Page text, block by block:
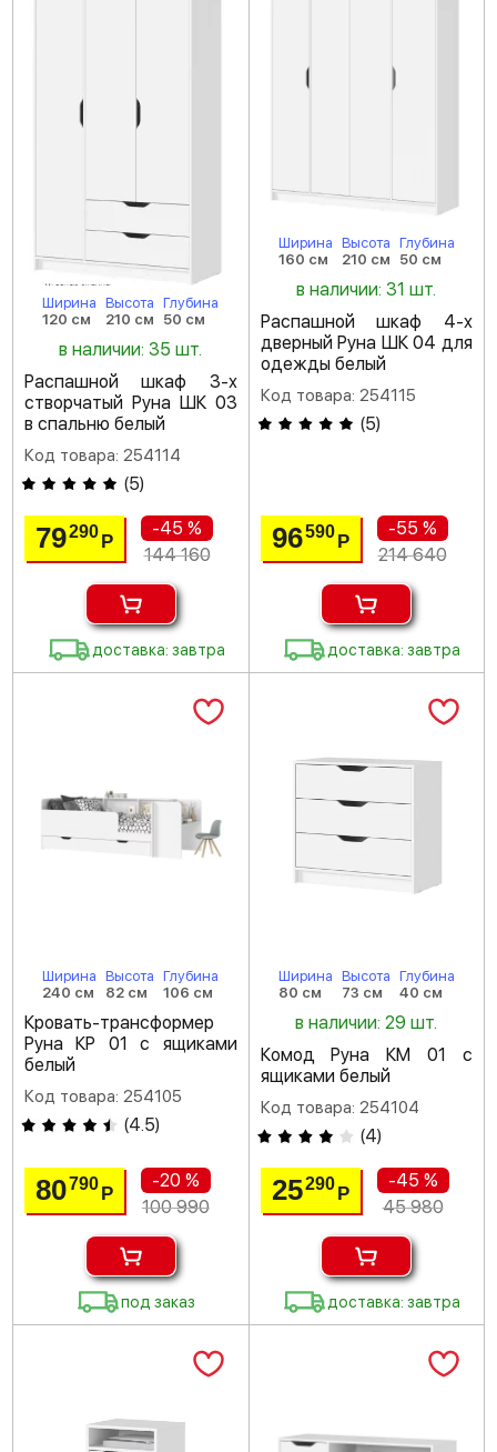
Ширина
120 см
Высота
210 см
Глубина
50 см
в наличии: 35 шт.
Распашной шкаф 3-х
створчатый Руна ШК 03
в спальню белый
Код товара: 254114
(5)
79290 Р
-45 %
144 160
доставка: завтра
Ширина
160 см
Высота
210 см
Глубина
50 см
в наличии: 31 шт.
Распашной шкаф 4-х
дверный Руна ШК 04 для
одежды белый
Код товара: 254115
(5)
96590 Р
-55 %
214 640
доставка: завтра
Ширина
240 см
Высота
82 см
Глубина
106 см
Кровать-трансформер
Руна КР 01 с ящиками
белый
Код товара: 254105
(4.5)
80790 Р
-20 %
100 990
под заказ
Ширина
80 см
Высота
73 см
Глубина
40 см
в наличии: 29 шт.
Комод Руна КМ 01 с
ящиками белый
Код товара: 254104
(4)
25290 Р
-45 %
45 980
доставка: завтра